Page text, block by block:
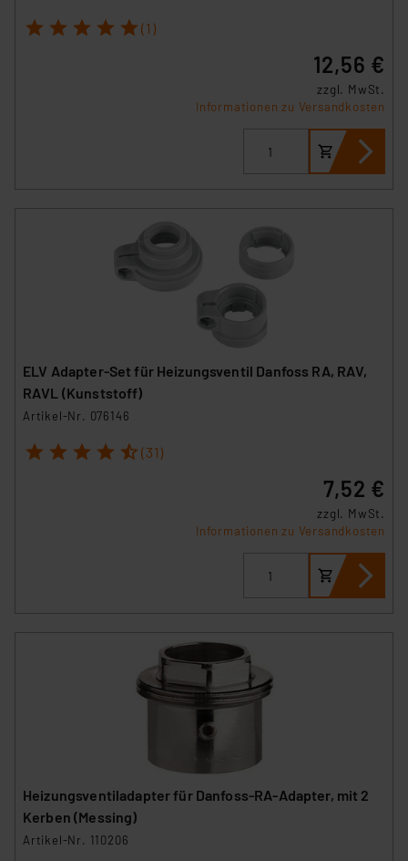
1 2 3 4 5 (1)
12,56 €
zzgl. MwSt.
Informationen zu Versandkosten
ELV Adapter-Set für Heizungsventil Danfoss RA, RAV,
RAVL (Kunststoff)
Artikel-Nr. 076146
1 2 3 4 5 (31)
7,52 €
zzgl. MwSt.
Informationen zu Versandkosten
Heizungsventiladapter für Danfoss-RA-Adapter, mit 2
Kerben (Messing)
Artikel-Nr. 110206